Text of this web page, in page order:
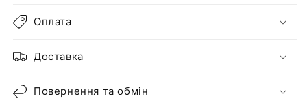
Оплата
Доставка
Повернення та обмін